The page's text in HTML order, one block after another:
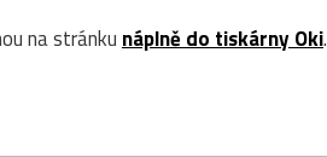
na stránku náplně do tiskárny Oki.